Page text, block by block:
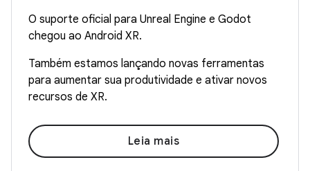
O suporte oficial para Unreal Engine e Godot
chegou ao Android XR.
Também estamos lançando novas ferramentas
para aumentar sua produtividade e ativar novos
recursos de XR.
Leia mais